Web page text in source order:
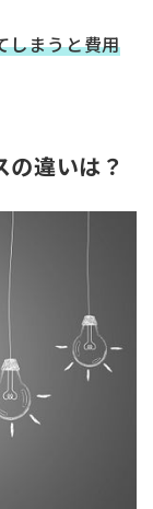
しまうと費用
違いは？